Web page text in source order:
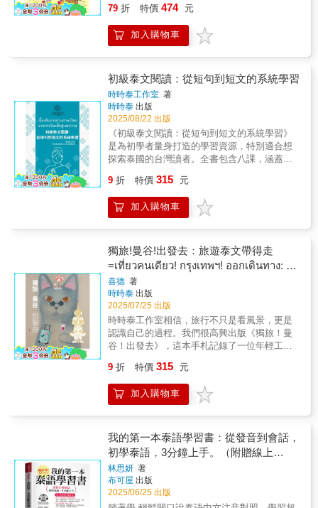
更自在地體驗當地人文風情！例：วัน
มาฆบูชา wan-ma-khå-bu-cha 萬佛節 3月3
日วันสงกรานต์ wan-sóng-kran 宋干節╱潑水
節 4月13日～15日 《大家的泰國語 會
計，學習如何活用於日常生活中的基本交流、
旅遊時的點餐或購物，讓您輕鬆應對，泰語會
話一點都不難！
會話、排解學習障礙到字母書寫練習，建構一
套由淺入深、理論與實務並重的學習路徑。只
要依照以下規劃學習，必能提升學習效率與語
書5大部分包含「認識泰語」、「基礎核心泰
語」、「基礎對話」、「學習困難」、「泰語
字母書寫練習」，每個部分的內容皆相互銜
接、環環相扣，只要依照順序循序漸進學習，
必能完整建立泰語聽、說、讀、寫能力！․認識
泰語 → 學完您將會對泰文有基本概念，提升對
泰語的掌控度！ 本部分先學習泰文的基本
組成。 您知道泰文是由子音、母音、尾
音、聲調符號組成一個字嗎？而母音可以擺放
心！學完本單元後您就可以牢牢記住！ 其
實泰文的字與字中間是沒有空格的，本單元會
教您找出區分音節、單字的重要線索！還有，
意思也會有所不同，要掌握聲調，就要先建立
聲調的概念！另外，泰文字母看似像毛毛蟲，
其實筆順非常規律，只要多練習就能征服泰文
喔！․第一部分｜基礎核心泰語 → 學完您將對
泰數字、子音、母音、聲調及尾音有透徹認
識！ 本部分的學習內容涵蓋泰語數字、44
個子音、35個母音、5個聲調及聲調規則、拼音
方式與特殊讀音，這些都是建立泰語發音與閱
內容，那麼拼讀、拼寫泰語絕對不是難事！當
您對字母形狀辨識、聲調記號判讀、尾音發音
或拼音規則感到掌握不易時，不要煩惱！可對
照第三部分的「學習困難」內容，幫助釐清各
學習本部分時，建議同步搭配第四部分「泰語
字母書寫練習」，進行字母與數字的習寫，透
過反覆手寫練習加強學習記憶！․第二部分｜基
礎對話 → 學完您將能開口說出句型正確的泰語
會話！ 本部分精選了最實用的泰語基本句
型，搭配生活化場景，如問候、購物、點餐
商、工作都能更便利。◆家有泰勞、監護工、
零障礙。【快樂踏出第一步】◆針對完全沒有
泰語基礎者編寫，幫助初學者一步步學好泰
語，每個字母詳列音標、中文拼音，及單字、
順，一小時速成學會，輕鬆打好泰語基礎。 初
學必備。【本書特色】●泰文的子音、母音、聲
調符號介紹● 字型結構筆順，簡明易懂● 字母
練習，動手寫寫看● 泰文附音標、中文拼音真
好學● 圖文對照，加深學習印象● 短時間學會
泰語的字母和單字● 快速學好泰文，輕鬆打下
超強基礎【易學好記】簡易中文注音法，懂中
合相關圖片，圖文並茂，讓你快速記憶、迅速
吸收，易學易懂，可以立刻上手，在最短時間
輕鬆學好泰語的字母及單字。【很快學會】編
半功倍。動筆寫一寫，泰語很快學會。【自然
學習法】本書圖文對照的編排方式，將刺激你
的左右腦記憶功能，使你在學習中不斷突破、
進步，7天內掌握泰語字母的學習極限。這種以
最自然的學習法，絕對是華人學好泰語的第一
本書。現在，您是不是躍躍欲試，想要學好泰
語呢？《學好泰語第一步》絕對能帶給您一個
好的開始！【附贈免費QR Code線上MP3音
檔】爲了使讀者學習最正確的發音、語調，本
書的標準錄音，以「免費QR Code線上MP3音
然可學到一口標準正確的泰語發音、語調，輕
鬆踏上學好泰語的第一步。
冊】 一、旅遊篇： 每堂課由生詞、對
話、句型練習、常用句子、文章所構成。
(1) 生詞：每個泰文生詞標示詞性、拼音、中文
個區域的獨特料理、泰式按摩、去泰國寺廟做
功德、宋干節的長者祝福水儀式、放水燈等
等。會話裡泰文呈現橘色的是本課生詞。
(3) 句型練習：本課出現過的或易犯錯的句型，
再以例句反覆練習。例句下方補充，生詞、相
反詞、相似詞等等之相關單字。 (4) 常用句
子：補充與本單元有關的常用句子，並且於例
句下方補充，生詞、相反詞、相似詞等等之相
關單字。 (5) 文章：透過文章可感受到泰國
文法篇： 到泰國旅遊人與人溝通的
『聽』、『說』顯得格外重要，如何快速理解
對方說的泰語，又可以說出一口泰國人聽得懂
的泰語呢？文法的能力更是大為重要了。
文法篇裡特別加強泰文裡的符號、泰文的前綴
詞、泰文句法結構、泰文的語序、經常混淆的
詞彙用語、同音字、泰語破音字、外來語、重
疊的詞彙等等。只要理解泰文文法規則，就可
以愉快的在泰國暢行無阻。 三、隨身旅遊
小手冊： 小手冊收錄１８個旅遊急救單
元，將出國可能遇到的人、事、物，預先幫您
整理小抄，如：機場、飯店、購物殺價、點
國夜市名單、泰國貨幣、泰式按摩、化妝品、
節慶日、國家、在哪裡、方向與交通、顏
色。 本教材由兩位泰籍老師錄音（張君松
79 折 特價 474 元
加入購物車
初級泰文閱讀：從短句到短文的系統學習
時時泰工作室 著
時時泰 出版
2025/08/22 出版
《初級泰文閱讀：從短句到短文的系統學習》
是為初學者量身打造的學習資源，特別適合想
探索泰國的台灣讀者。全書包含八課，涵蓋泰
帶您一步步練習拼讀與閱讀。每課提供短文、
詞彙學習與多樣化的練習題，讓您在學習泰語
的同時，感受泰國文化的溫暖。不論您是想旅
9 折 特價 315 元
加入購物車
獨旅!曼谷!出發去：旅遊泰文帶得走
=เที่ยวคนเดียว! กรุงเทพฯ! ออกเดินทาง: พก
พาภาษาไทยสำหรับการท่องเที่ยว
喜德 著
時時泰 出版
2025/07/25 出版
時時泰工作室相信，旅行不只是看風景，更是
認識自己的過程。我們很高興出版《獨旅！曼
谷！出發去》，這本手札記錄了一位年輕工程
程，作者用她的視角帶我們走進曼谷的街頭巷
尾。希望這本書能激勵更多人，拿起背包，開
啟屬於自己的冒險。
9 折 特價 315 元
加入購物車
我的第一本泰語學習書：從發音到會話，
初學泰語，3分鐘上手。（附贈線上
MP3）
林思妍 著
布可屋 出版
2025/06/25 出版